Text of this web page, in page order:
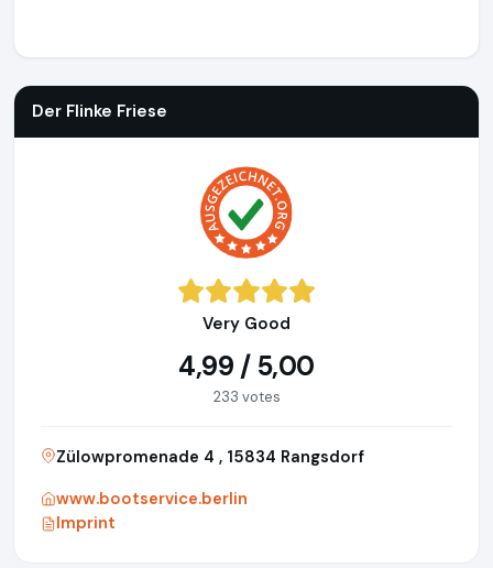
Der Flinke Friese
Very Good
4,99 / 5,00
233 votes
Zülowpromenade 4 , 15834 Rangsdorf
www.bootservice.berlin
Imprint